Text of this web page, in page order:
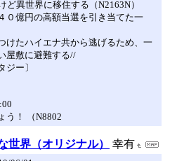
異世界に移住する（N2163N）
０億円の高額当選を引き当てた一
けたハイエナ共から逃げるため、一
屋敷に避難する//
ジー〕
う！ （N8802
世界（オリジナル） 幸有